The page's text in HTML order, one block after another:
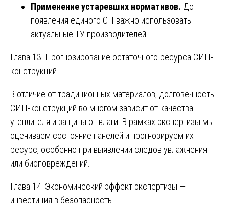
Применение устаревших нормативов. До
появления единого СП важно использовать
актуальные ТУ производителей.
Глава 13: Прогнозирование остаточного ресурса СИП-
конструкций
В отличие от традиционных материалов, долговечность
СИП-конструкций во многом зависит от качества
утеплителя и защиты от влаги. В рамках экспертизы мы
оцениваем состояние панелей и прогнозируем их
ресурс, особенно при выявлении следов увлажнения
или биоповреждений.
Глава 14: Экономический эффект экспертизы —
инвестиция в безопасность